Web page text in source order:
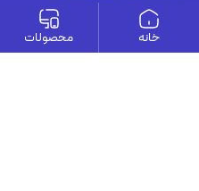
وستاخانه محصولات